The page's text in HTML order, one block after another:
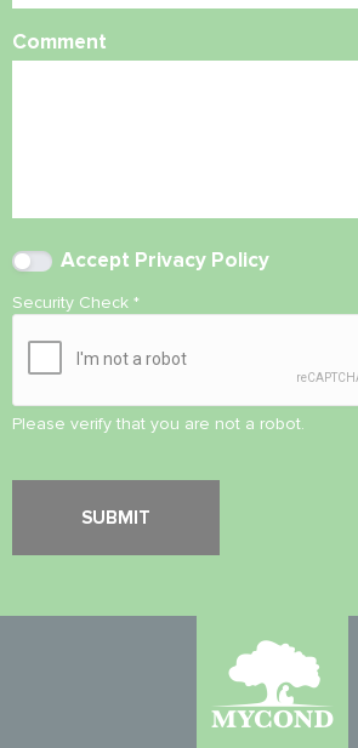
Comment
Accept Privacy Policy
Security Check *
Please verify that you are not a robot.